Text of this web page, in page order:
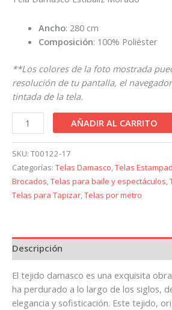
Ancho: 280 cm
Composición: 100% Poliéster
**Los colores de la foto mostrada
resolución de tu pantalla, el
tintada de la tela.
AÑADIR AL CARRITO
SKU: T00122-17
Categorías: Telas Damasco,Telas
Brocados,Telas para baile y espectáculos,
Telas para Tapizar,Telas por metro
Descripción
El tejido damasco es una exquisita
ha perdurado a lo largo de los siglos,
elegancia y sofisticación. Este tejido,